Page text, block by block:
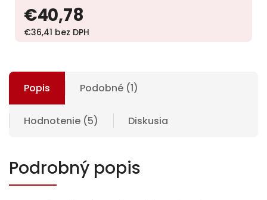
€40,78
€36,41 bez DPH
Popis Podobné (1)
Hodnotenie (5) Diskusia
Podrobný popis